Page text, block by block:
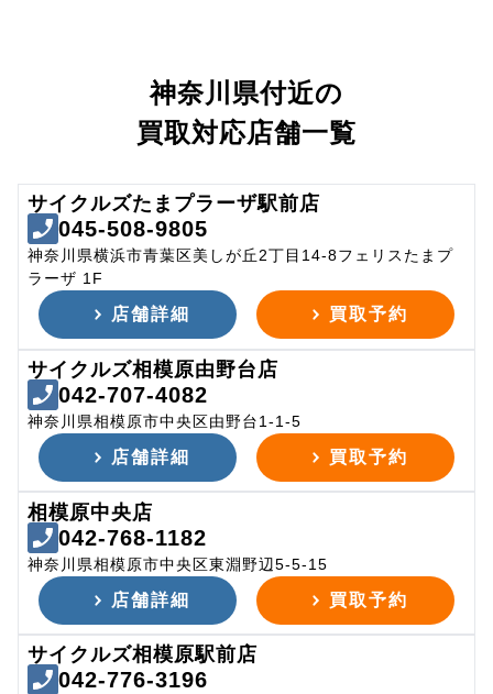
神奈川県付近の
買取対応店舗一覧
サイクルズたまプラーザ駅前店
045-508-9805
神奈川県横浜市青葉区美しが丘2丁目14-8フェリスたまプ
ラーザ 1F
店舗詳細 買取予約
サイクルズ相模原由野台店
042-707-4082
神奈川県相模原市中央区由野台1-1-5
店舗詳細 買取予約
相模原中央店
042-768-1182
神奈川県相模原市中央区東淵野辺5-5-15
店舗詳細 買取予約
サイクルズ相模原駅前店
042-776-3196